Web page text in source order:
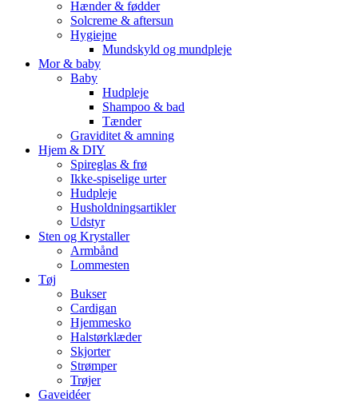
Hænder & fødder
Solcreme & aftersun
Hygiejne
Mundskyld og mundpleje
Mor & baby
Baby
Hudpleje
Shampoo & bad
Tænder
Graviditet & amning
Hjem & DIY
Spireglas & frø
Ikke-spiselige urter
Hudpleje
Husholdningsartikler
Udstyr
Sten og Krystaller
Armbånd
Lommesten
Tøj
Bukser
Cardigan
Hjemmesko
Halstørklæder
Skjorter
Strømper
Trøjer
Gaveidéer